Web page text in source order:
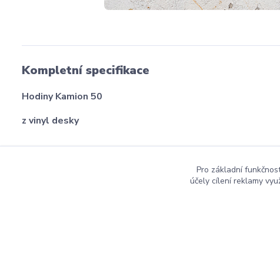
Kompletní specifikace
Hodiny Kamion 50
z vinyl desky
Pro základní
účely cílení reklamy